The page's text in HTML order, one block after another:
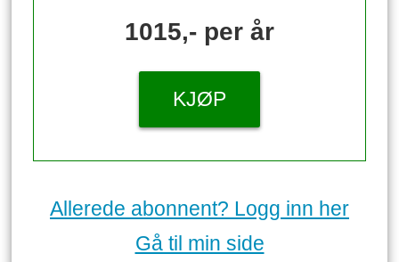
1015,- per år
KJØP
Allerede abonnent? Logg inn her
Gå til min side